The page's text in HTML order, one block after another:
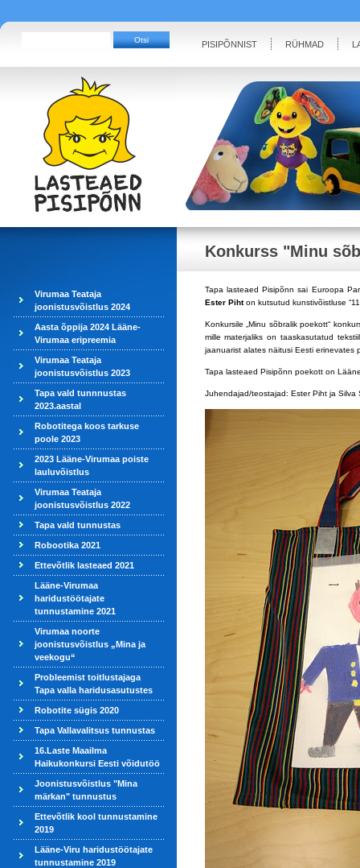
PISIPÕNNIST RÜHMAD
Virumaa Teataja
joonistusvõistlus 2024
Aasta õppija 2024 Lääne-
Virumaa eripreemia
Virumaa Teataja
joonistusvõistlus 2023
Tapa vald tunnnustas
2023.aastal
Robotitega koos tarkuse
poole 2023
2023 Lääne-Virumaa poiste
lauluvõistlus
Virumaa Teataja
joonistusvõistlus 2022
Tapa vald tunnustas
Robootika 2021
Ettevõtlik lasteaed 2021
Lääne-Virumaa
haridustöötajate
tunnustamine 2021
Virumaa noorte
joonistusvõistlus „Mina ja
veekogu“
Probleemist toitlustajaga
Tapa valla haridusasutustes
Robotite sügis 2020
Tapa Vallavalitsus tunnustas
16.Laste Maailma
Haikukonkursi Eesti võidutöö
Joonistusvõistlus "Mina
märkan" tunnustus
Ettevõtlik kool tunnustamine
2019
Lääne-Viru haridustöötajate
tunnustamine 2019
Konkurss "Minu
Tapa lasteaed Pisipõnn sai Euroopa
Ester Pihton kutsutud kunstivõistluse
Konkursile „Minu sõbralik poekott“
mille materjaliks on taaskasutatud
jaanuarist alates näitusi Eesti erinevates
Tapa lasteaed Pisipõnn poekott on
Juhendajad/teostajad: Ester Piht ja Silva